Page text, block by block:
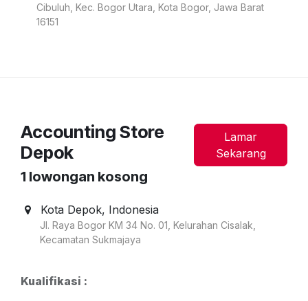
Cibuluh, Kec. Bogor Utara, Kota Bogor, Jawa Barat
16151
Accounting Store
Depok
Lamar
Sekarang
1 lowongan kosong
Kota Depok, Indonesia
Jl. Raya Bogor KM 34 No. 01, Kelurahan Cisalak,
Kecamatan Sukmajaya
Kualifikasi :